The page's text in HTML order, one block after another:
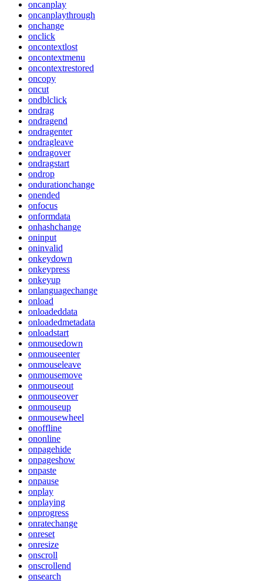
oncanplay
oncanplaythrough
onchange
onclick
oncontextlost
oncontextmenu
oncontextrestored
oncopy
oncut
ondblclick
ondrag
ondragend
ondragenter
ondragleave
ondragover
ondragstart
ondrop
ondurationchange
onended
onfocus
onformdata
onhashchange
oninput
oninvalid
onkeydown
onkeypress
onkeyup
onlanguagechange
onload
onloadeddata
onloadedmetadata
onloadstart
onmousedown
onmouseenter
onmouseleave
onmousemove
onmouseout
onmouseover
onmouseup
onmousewheel
onoffline
ononline
onpagehide
onpageshow
onpaste
onpause
onplay
onplaying
onprogress
onratechange
onreset
onresize
onscroll
onscrollend
onsearch